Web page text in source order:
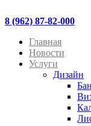
8 (962) 87-82-000
Главная
Новости
Услуги
Дизайн